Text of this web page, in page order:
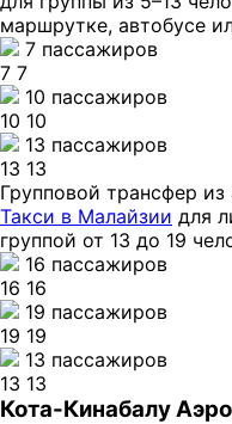
маршрутке, автобусе
7 пассажиров
7 7
10 пассажиров
10 10
13 пассажиров
13 13
Групповой трансфер
Такси в Малайзии для
группой от 13 до 19
16 пассажиров
16 16
19 пассажиров
19 19
13 пассажиров
13 13
Кота-Кинабалу